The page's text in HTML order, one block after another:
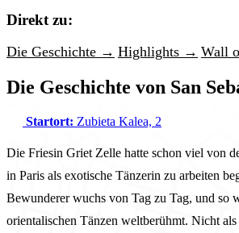
Direkt zu:
Die Geschichte → Highlights → Wall
Die Geschichte von San
Startort: Zubieta Kalea, 2
Die Friesin Griet Zelle hatte schon viel von
in Paris als exotische Tänzerin zu arbeiten
Bewunderer wuchs von Tag zu Tag, und so
orientalischen Tänzen weltberühmt. Nicht